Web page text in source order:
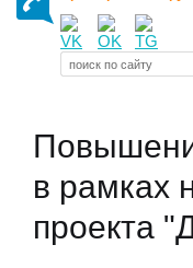
в рамках
проекта